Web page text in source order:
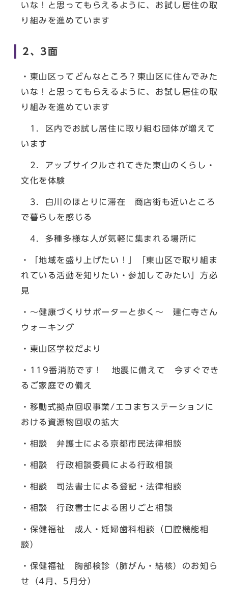
いな！と思ってもらえるように、お試し居住の取
り組みを進めています
2、3面
・東山区ってどんなところ？東山区に住んでみた
いな！と思ってもらえるように、お試し居住の取
り組みを進めています
1．区内でお試し居住に取り組む団体が増えて
います
2．アップサイクルされてきた東山のくらし・
文化を体験
3．白川のほとりに滞在 商店街も近いところ
で暮らしを感じる
4．多種多様な人が気軽に集まれる場所に
・「地域を盛り上げたい！」「東山区で取り組ま
れている活動を知りたい・参加してみたい」方必
見
・～健康づくりサポーターと歩く～ 建仁寺さん
ウォーキング
・東山区学校だより
・119番消防です！ 地震に備えて 今すぐでき
るご家庭での備え
・移動式拠点回収事業/エコまちステーションに
おける資源物回収の拡大
・相談 弁護士による京都市民法律相談
・相談 行政相談委員による行政相談
・相談 司法書士による登記・法律相談
・相談 行政書士による困りごと相談
・保健福祉 成人・妊婦歯科相談（口腔機能相
談）
・保健福祉 胸部検診（肺がん・結核）のお知ら
せ（4月、5月分）